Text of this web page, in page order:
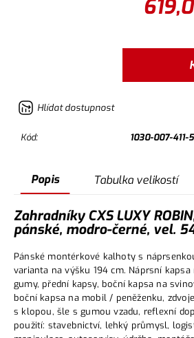
Hlídat dostupnost
Kód: 1030-007-411-
Popis Tabulka velikostí
Zahradníky CXS LUXY
pánské, modro-černé, vel.
Pánské montérkové kalhoty s
varianta na výšku 194 cm. Náprsní kapsa
gumy, přední kapsy, boční kapsa na
boční kapsa na mobil / peněženku,
s klopou, šle s gumou vzadu, reflexní
použití: stavebnictví, lehký průmysl,